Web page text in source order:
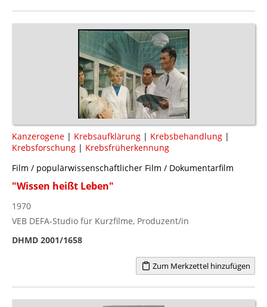
Kanzerogene | Krebsaufklärung | Krebsbehandlung |
Krebsforschung | Krebsfrüherkennung
Film / populärwissenschaftlicher Film / Dokumentarfilm
"Wissen heißt Leben"
1970
VEB DEFA-Studio für Kurzfilme, Produzent/in
DHMD 2001/1658
Zum Merkzettel hinzufügen